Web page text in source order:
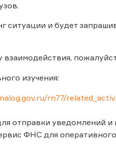
ситуации и будет
изучения:
rn77/
отправки уведомлений и
ФНС для